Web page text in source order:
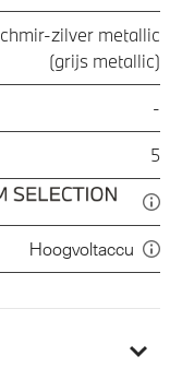
zilver metallic
(grijs metallic)
-
5
Hoogvoltaccu